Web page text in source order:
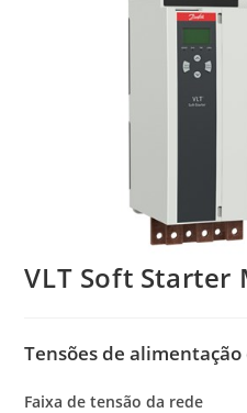
VLT Soft Starter
Tensões de
Faixa de tensão da rede